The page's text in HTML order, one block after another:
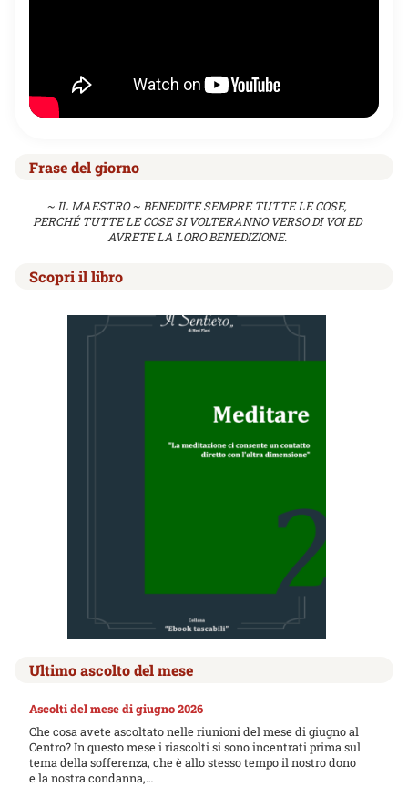
Frase del giorno
~ IL MAESTRO ~ BENEDITE SEMPRE TUTTE LE COSE,
PERCHÉ TUTTE LE COSE SI VOLTERANNO VERSO DI VOI ED
AVRETE LA LORO BENEDIZIONE.
Scopri il libro
Ultimo ascolto del mese
Ascolti del mese di giugno 2026
Che cosa avete ascoltato nelle riunioni del mese di giugno al
Centro? In questo mese i riascolti si sono incentrati prima sul
tema della sofferenza, che è allo stesso tempo il nostro dono
e la nostra condanna,…